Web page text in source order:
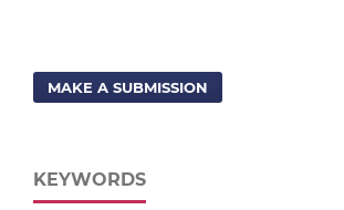
MAKE A SUBMISSION
KEYWORDS